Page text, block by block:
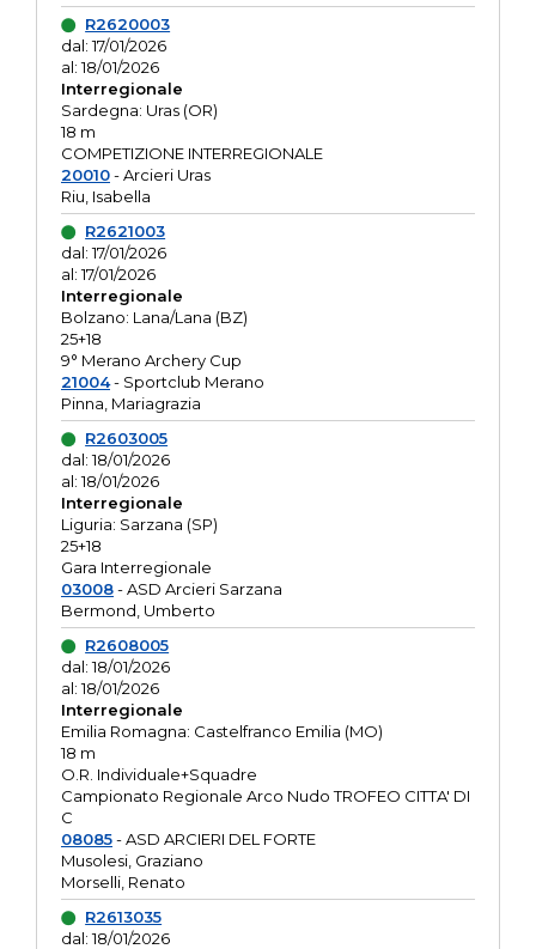
R2620003
dal: 17/01/2026
al: 18/01/2026
Interregionale
Sardegna: Uras (OR)
18 m
COMPETIZIONE INTERREGIONALE
20010- Arcieri Uras
Riu, Isabella
R2621003
dal: 17/01/2026
al: 17/01/2026
Interregionale
Bolzano: Lana/Lana (BZ)
25+18
9° Merano Archery Cup
21004- Sportclub Merano
Pinna, Mariagrazia
R2603005
dal: 18/01/2026
al: 18/01/2026
Interregionale
Liguria: Sarzana (SP)
25+18
Gara Interregionale
03008- ASD Arcieri Sarzana
Bermond, Umberto
R2608005
dal: 18/01/2026
al: 18/01/2026
Interregionale
Emilia Romagna: Castelfranco Emilia (MO)
18 m
O.R. Individuale+Squadre
Campionato Regionale Arco Nudo TROFEO CITTA' DI
C
08085- ASD ARCIERI DEL FORTE
Musolesi, Graziano
Morselli, Renato
R2613035
dal: 18/01/2026